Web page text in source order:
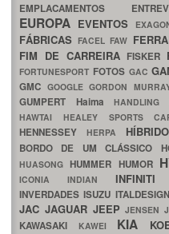
EMPLACAMENTOS
EUROPA EVENTOS
FÁBRICASFACELFAW
FIM DE CARREIRA FISKER
FORTUNESPORT FOTOS GAC
GMC GOOGLEGORDON
GUMPERT Haima
HAWTAI HEALEY SPORTS
HENNESSEY HERPA
BORDO DE UM CLÁSSICO
HUASONGHUMMER HUMOR
ICONIA INDIAN
INVERDADESISUZU
JAC JAGUAR JEEPJENSEN
KAWASAKI KAWEI KIA